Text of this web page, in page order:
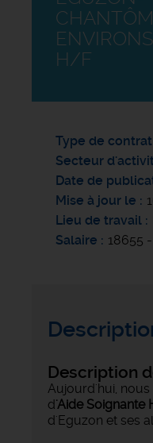
H/F
Type de contrat
Secteur
Date de
Mise à jour le
Lieu de travail
Salaire
18655
Description
Aujourd'hui,
d'Aide Soignante
d'Eguzon et ses